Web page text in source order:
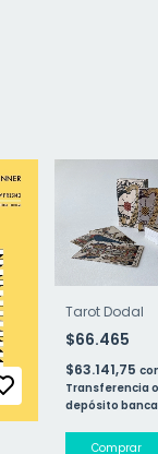
Tarot Dodal
$66.465
$63.141,75
Transferencia o
depósito